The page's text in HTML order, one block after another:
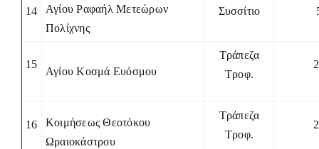
14
Αγίου Ραφαήλ Μετεώρων
Πολίχνης
Συσσίτιο
15
Αγίου Κοσμά Ευόσμου
Τράπεζα
Τροφ.
16
Κοιμήσεως Θεοτόκου
Ωραιοκάστρου
Τράπεζα
Τροφ.